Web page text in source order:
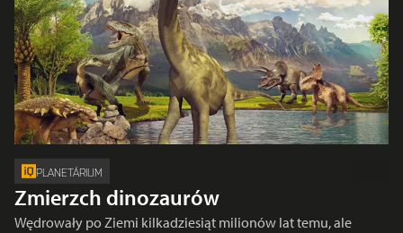
PLANETÁRIUM
Zmierzch dinozaurów
Wędrowały po Ziemi kilkadziesiąt milionów lat temu, ale